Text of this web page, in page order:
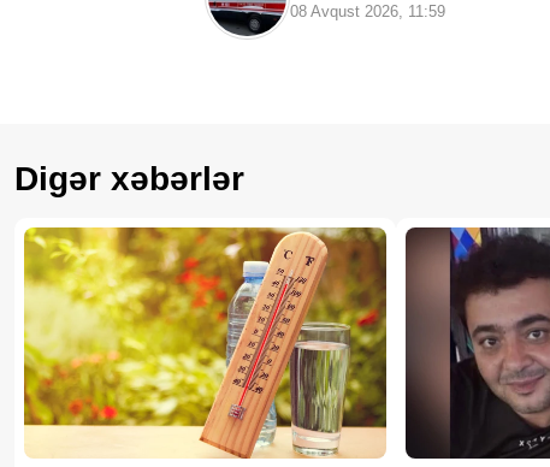
08 Avqust 2026, 11:59
Digər xəbərlər